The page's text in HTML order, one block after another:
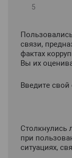
связи,
фактах
Вы их
Введите свой
Столкнулись
при
ситуациях,